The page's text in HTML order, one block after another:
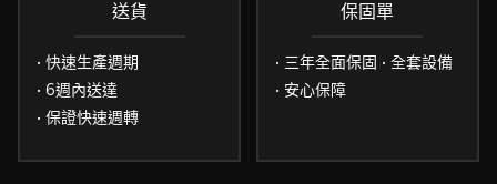
送貨
• 快速生產週期
• 6週內送達
• 保證快速週轉
保固單
• 三年全面保固 • 全套設備
• 安心保障